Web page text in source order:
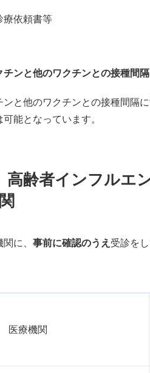
依頼書等
チンと他のワクチンとの接種間
ンと他のワクチンとの接種間隔
能となっています。
齢者インフルエ
に、 事前に確認のうえ 受診を
医療機関